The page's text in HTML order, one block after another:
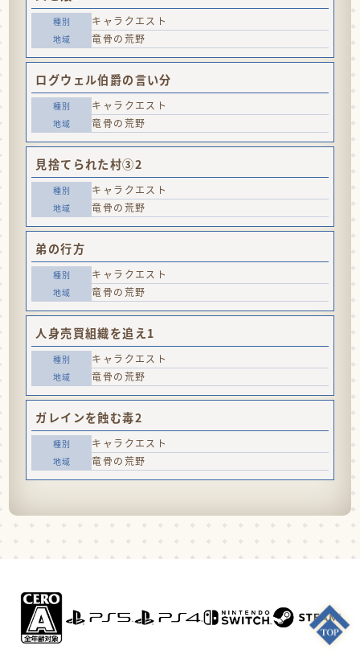
キャラクエスト
竜骨の荒野
ログウェル伯爵の言い分
キャラクエスト
竜骨の荒野
見捨てられた村③2
キャラクエスト
竜骨の荒野
弟の行方
キャラクエスト
竜骨の荒野
人身売買組織を追え1
キャラクエスト
竜骨の荒野
ガレインを蝕む毒2
キャラクエスト
竜骨の荒野